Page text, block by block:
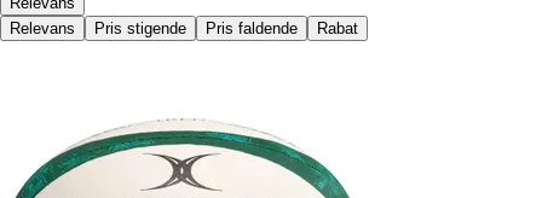
Relevans
Pris stigende Pris faldende Rabat